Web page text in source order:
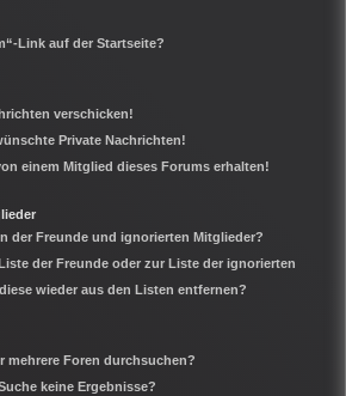
Link auf der Startseite?
verschicken!
Private Nachrichten!
einem Mitglied dieses Forums erhalten!
der Freunde und ignorierten Mitglieder?
der Freunde oder zur Liste der ignorierten
wieder aus den Listen entfernen?
mehrere Foren durchsuchen?
keine Ergebnisse?